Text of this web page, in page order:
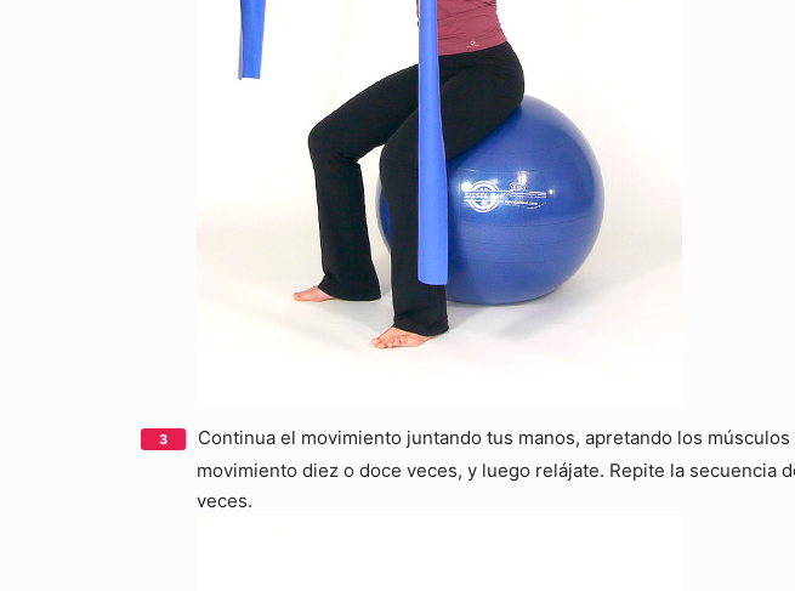
Continua el movimiento juntando tus manos, apretando los
movimiento diez o doce veces, y luego relájate. Repite la secuencia
veces.